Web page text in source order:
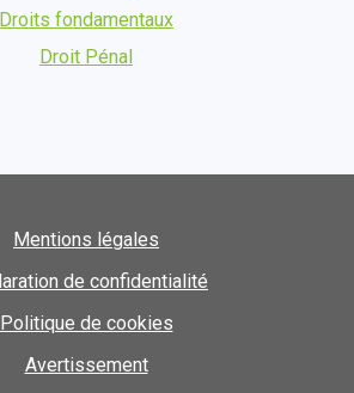
Droits fondamentaux
Droit Pénal
Mentions légales
de confidentialité
Politique de cookies
Avertissement